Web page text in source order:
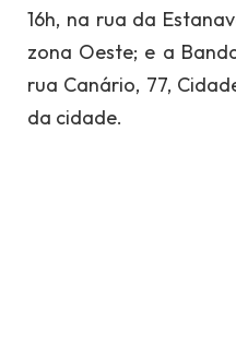
16h, na rua da
zona Oeste; e a
rua Canário, 77,
da cidade.